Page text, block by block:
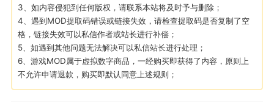
大人
Lv.8
02-10 15:45
电脑端 其他&工具
卖挂
禁止发布联机可用的作弊模组，
单机辅助引流私下售卖服务器外挂！
3、如内容侵犯到任何版权，请联系本站将及时予与删除；
4、遇到MOD提取码错误或链接失效，请检查提取码是否复制了空
格，链接失效可以私信作者或站长进行补偿；
5、如遇到其他问题无法解决可以私信站长进行处理；
6、游戏MOD属于虚拟数字商品，一经购买即获得了内容，原则上
不允许申请退款，购买即默认同意上述规则；